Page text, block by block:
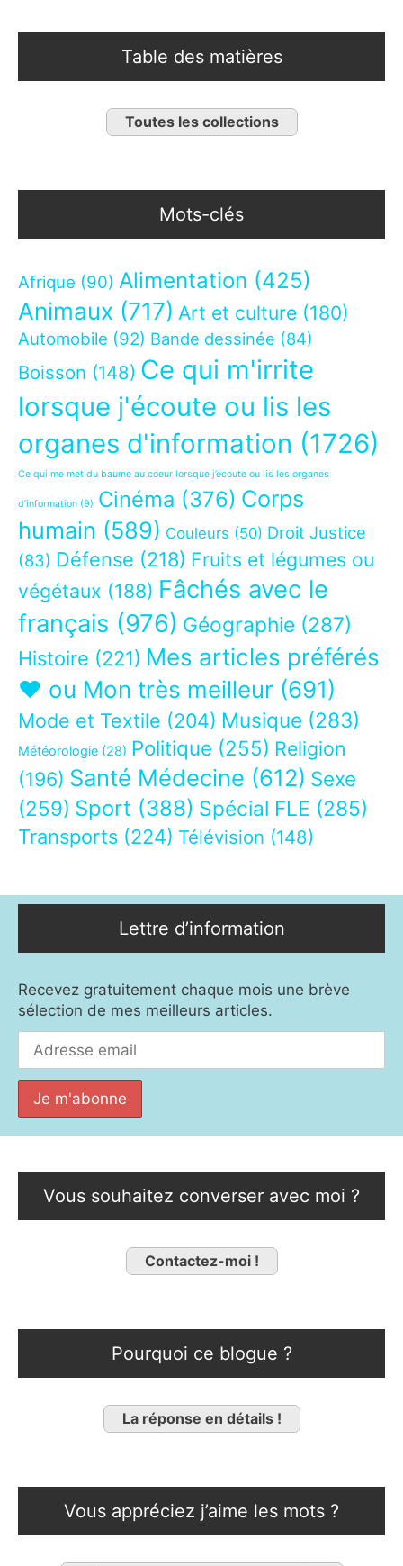
Table des matières
Toutes les collections
Mots-clés
Afrique (90) Alimentation (425)
Animaux (717) Art et culture (180)
Automobile (92) Bande dessinée (84)
Boisson (148) Ce qui m'irrite
lorsque j'écoute ou lis les
organes d'information (1726)
Ce qui me met du baume au coeur lorsque j’écoute ou lis les organes
d’information (9) Cinéma (376) Corps
humain (589) Couleurs (50) Droit Justice
(83) Défense (218) Fruits et légumes ou
végétaux (188) Fâchés avec le
français (976) Géographie (287)
Histoire (221) Mes articles préférés
❤ ou Mon très meilleur (691)
Mode et Textile (204) Musique (283)
Météorologie (28) Politique (255) Religion
(196) Santé Médecine (612) Sexe
(259) Sport (388) Spécial FLE (285)
Transports (224) Télévision (148)
Lettre d’information
Recevez gratuitement chaque mois une brève
sélection de mes meilleurs articles.
Vous souhaitez converser avec moi ?
Contactez-moi !
Pourquoi ce blogue ?
La réponse en détails !
Vous appréciez j’aime les mots ?